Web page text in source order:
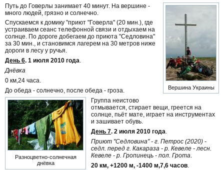
Вершина Украины
Путь до Говерлы занимает 40 минут. На вершине -
много людей, грязно и солнечно.
Спускаемся к домику "приют "Говерла" (20 мин.), где
устраиваем сеанс телефонной связи и отдыхаем на
солнце. По дороге добегаем до приюта "Седловина"
за 30 мин., и становимся лагерем на 30 метров ниже
дороги в лесу у ручья.
День 6. 1 июля 2010 года.
Днёвка
0 км,24 часа.
До обеда - солнечно, после обеда - гроза.
Разноцветно-солнечная
днёвка
Группа неистово
отмывается, стирает вещи, греется на
солнце, пьёт мате, играет на инструментах
и зашивает обувь.
День 7. 2 июля 2010 года.
Приют "Седловина" - г. Петрос (2020) -
седл. перед г. Какараза - р. Кевеле - лесн.
Кевеле - р. Гропинець - пол. Грота.
20 км, +1200 м, -1400 м,7,6 часов.